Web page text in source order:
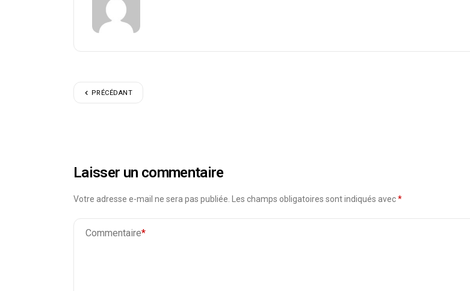
PRÉCÉDANT
Laisser un commentaire
Votre adresse e-mail ne sera pas publiée. Les champs obligatoires sont indiqués avec*
Commentaire*